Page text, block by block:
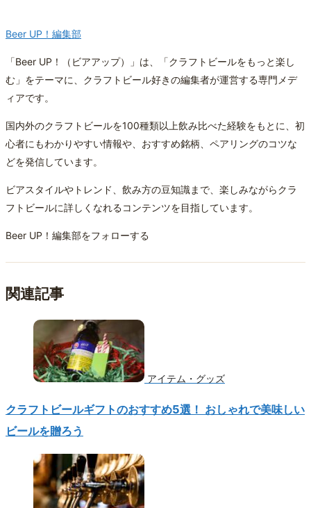
Beer UP！編集部
「Beer UP！（ビアアップ）」は、「クラフトビールをもっと楽し
む」をテーマに、クラフトビール好きの編集者が運営する専門メデ
ィアです。
国内外のクラフトビールを100種類以上飲み比べた経験をもとに、初
心者にもわかりやすい情報や、おすすめ銘柄、ペアリングのコツな
どを発信しています。
ビアスタイルやトレンド、飲み方の豆知識まで、楽しみながらクラ
フトビールに詳しくなれるコンテンツを目指しています。
Beer UP！編集部をフォローする
関連記事
アイテム・グッズ
クラフトビールギフトのおすすめ5選！ おしゃれで美味しい
ビールを贈ろう